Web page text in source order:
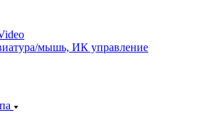
мышь, ИК управление